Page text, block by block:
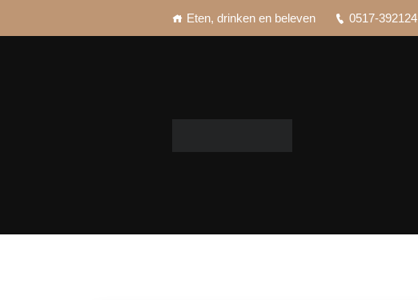
Eten, drinken en beleven 0517-392124